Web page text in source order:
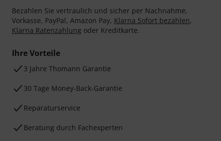
Bezahlen Sie vertraulich und sicher per Nachnahme,
Vorkasse, PayPal, Amazon Pay, Klarna Sofort bezahlen,
Klarna Ratenzahlung oder Kreditkarte.
Ihre Vorteile
3 Jahre Thomann Garantie
30 Tage Money-Back-Garantie
Reparaturservice
Beratung durch Fachexperten